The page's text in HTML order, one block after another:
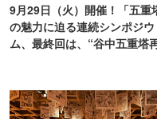
9月29日（火）開催！「五重
の魅力に迫る連続シンポジウ
ム、最終回は、“谷中五重塔